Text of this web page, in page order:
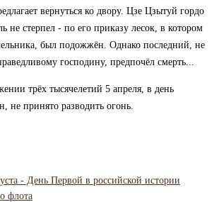
вернуться ко двору. Цзе Цзытуй гордо
не стерпел - по его приказу лесок, в котором
был подожжён. Однако последний, не
господину, предпочёл смерть...
трёх тысячелетий 5 апреля, в день
принято разводить огонь.
- День Первой в российской истории
флота